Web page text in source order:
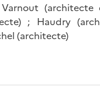
; Haudry
(architecte)